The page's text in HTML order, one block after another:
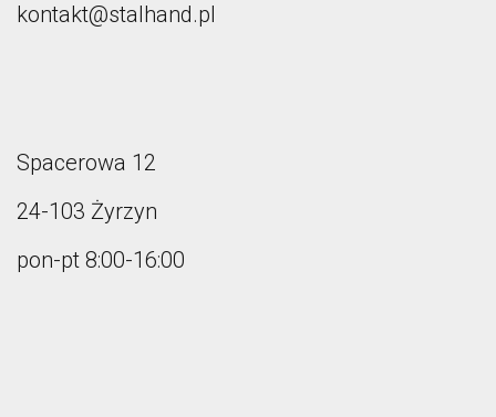
kontakt@stalhand.pl
Spacerowa 12
24-103 Żyrzyn
pon-pt 8:00-16:00